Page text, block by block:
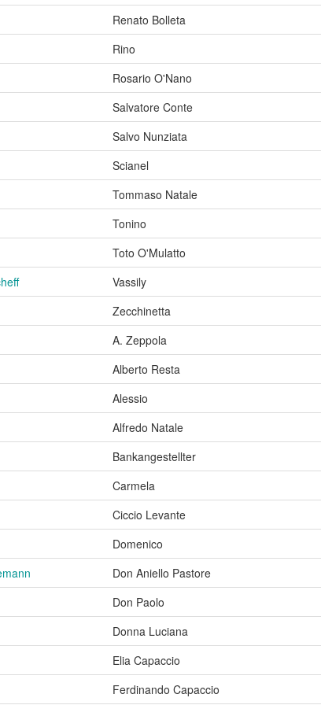
Renato Bolleta
Rino
Rosario O'Nano
Salvatore Conte
Salvo Nunziata
Scianel
Tommaso Natale
Tonino
Toto O'Mulatto
Vassily
Zecchinetta
A. Zeppola
Alberto Resta
Alessio
Alfredo Natale
Bankangestellter
Carmela
Ciccio Levante
Domenico
Don Aniello Pastore
Don Paolo
Donna Luciana
Elia Capaccio
Ferdinando Capaccio